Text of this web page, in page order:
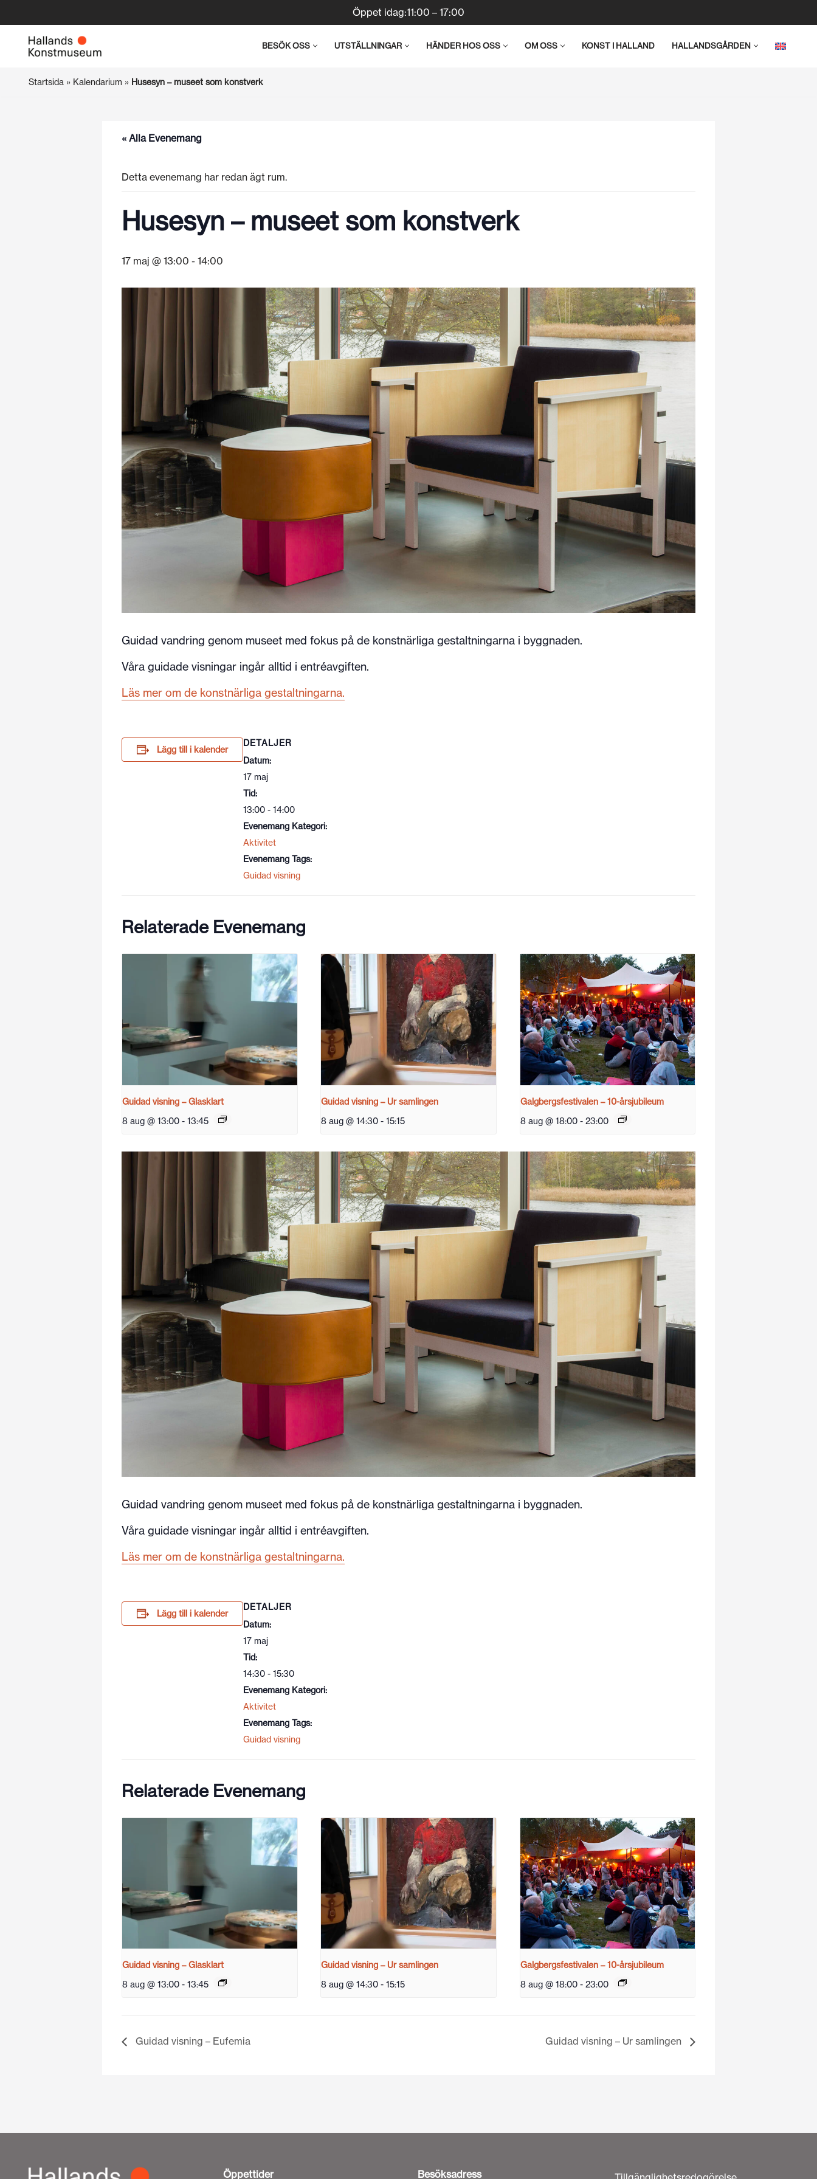
Hoppa
Öppet idag:11:00 – 17:00
BESÖK OSS UTSTÄLLNINGAR HÄNDER HOS OSS OM OSS KONST I HALLAND HALLANDSGÅRDEN
Startsida » Kalendarium » Husesyn – museet som konstverk
« Alla Evenemang
Detta evenemang har redan ägt rum.
Husesyn – museet som konstverk
17 maj @ 13:00 - 14:00
Guidad vandring genom museet med fokus på de konstnärliga gestaltningarna i byggnaden.
Våra guidade visningar ingår alltid i entréavgiften.
Läs mer om de konstnärliga gestaltningarna.
Lägg till i kalender
DETALJER
Datum:
17 maj
Tid:
13:00 - 14:00
Evenemang Kategori:
Aktivitet
Evenemang Tags:
Guidad visning
Relaterade Evenemang
Guidad visning – Glasklart
8 aug @ 13:00 - 13:45
Guidad visning – Ur samlingen
8 aug @ 14:30 - 15:15
Galgbergsfestivalen – 10-årsjubileum
8 aug @ 18:00 - 23:00
Guidad vandring genom museet med fokus på de konstnärliga gestaltningarna i byggnaden.
Våra guidade visningar ingår alltid i entréavgiften.
Läs mer om de konstnärliga gestaltningarna.
Lägg till i kalender
DETALJER
Datum:
17 maj
Tid:
14:30 - 15:30
Evenemang Kategori:
Aktivitet
Evenemang Tags:
Guidad visning
Relaterade Evenemang
Guidad visning – Glasklart
8 aug @ 13:00 - 13:45
Guidad visning – Ur samlingen
8 aug @ 14:30 - 15:15
Galgbergsfestivalen – 10-årsjubileum
8 aug @ 18:00 - 23:00
Guidad visning – Eufemia Guidad visning – Ur samlingen
Öppettider Besöksadress